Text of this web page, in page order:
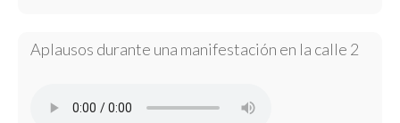
Aplausos durante una manifestación en la calle 2